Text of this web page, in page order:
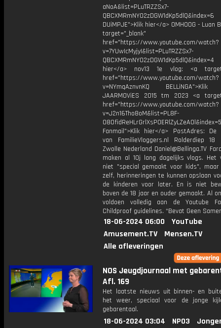
aNoA&list=PLuTRZZSx7-
QBCXMRmNYO2zDGW1dKp5dlQ&index=6
DUiMPJE">Klik hier</a> OMHOOG - Luan
target="_blank"
href="https://www.youtube.com/watch?
v=7YUwIcMyjyI&list=PLuTRZZSx7-
hier</a> nov13 1e vlog: <a
href="https://www.youtube.com/watch?
v=NYmqAznvnKQ BELLiNGA">Klik
JAARMOViES 2015 tm 2023 <a
href="https://www.youtube.com/watch?
v=J2n16Tho8oM&list=PL8F-
O8OfidReHLrGrlXsP0ERlZyLZeAOl&index=5
Fanmail">Klik hier</a> PostAdres: De
van FamilieVloggers.nl Rolderdiep 18
Zwolle Nederland Daniel@Bellinga.TV
maken al 10j lang dagelijks vlogs. Het
niet "special gemaakt voor kids",
zelf, herinneringen te kunnen opslaan
de kinderen voor later. En is niet
boven de 18 jaar en ouder gemaakt. Al
voldoen volledig aan de Youtube
Childproof guidelines. *Bevat Geen
18-06-2024 06:00
YouTube
Amusement.TV
Mensen.TV
Alle afleveringen
NOS Jeugdjournaal met
Afl. 169
Het laatste nieuws uit binnen- en
het weer, speciaal voor de jonge
gebarentaal.
18-06-2024 03:04 NPO3